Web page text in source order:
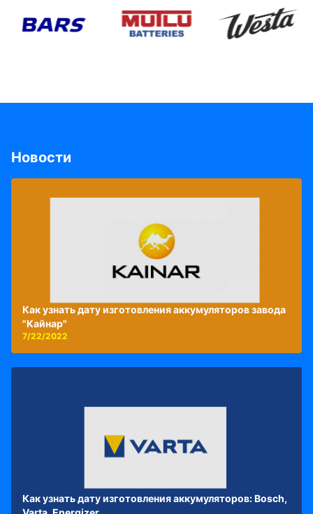
Новости
Как узнать дату изготовления аккумуляторов завода
"Кайнар"
7/22/2022
Как узнать дату изготовления аккумуляторов: Bosch,